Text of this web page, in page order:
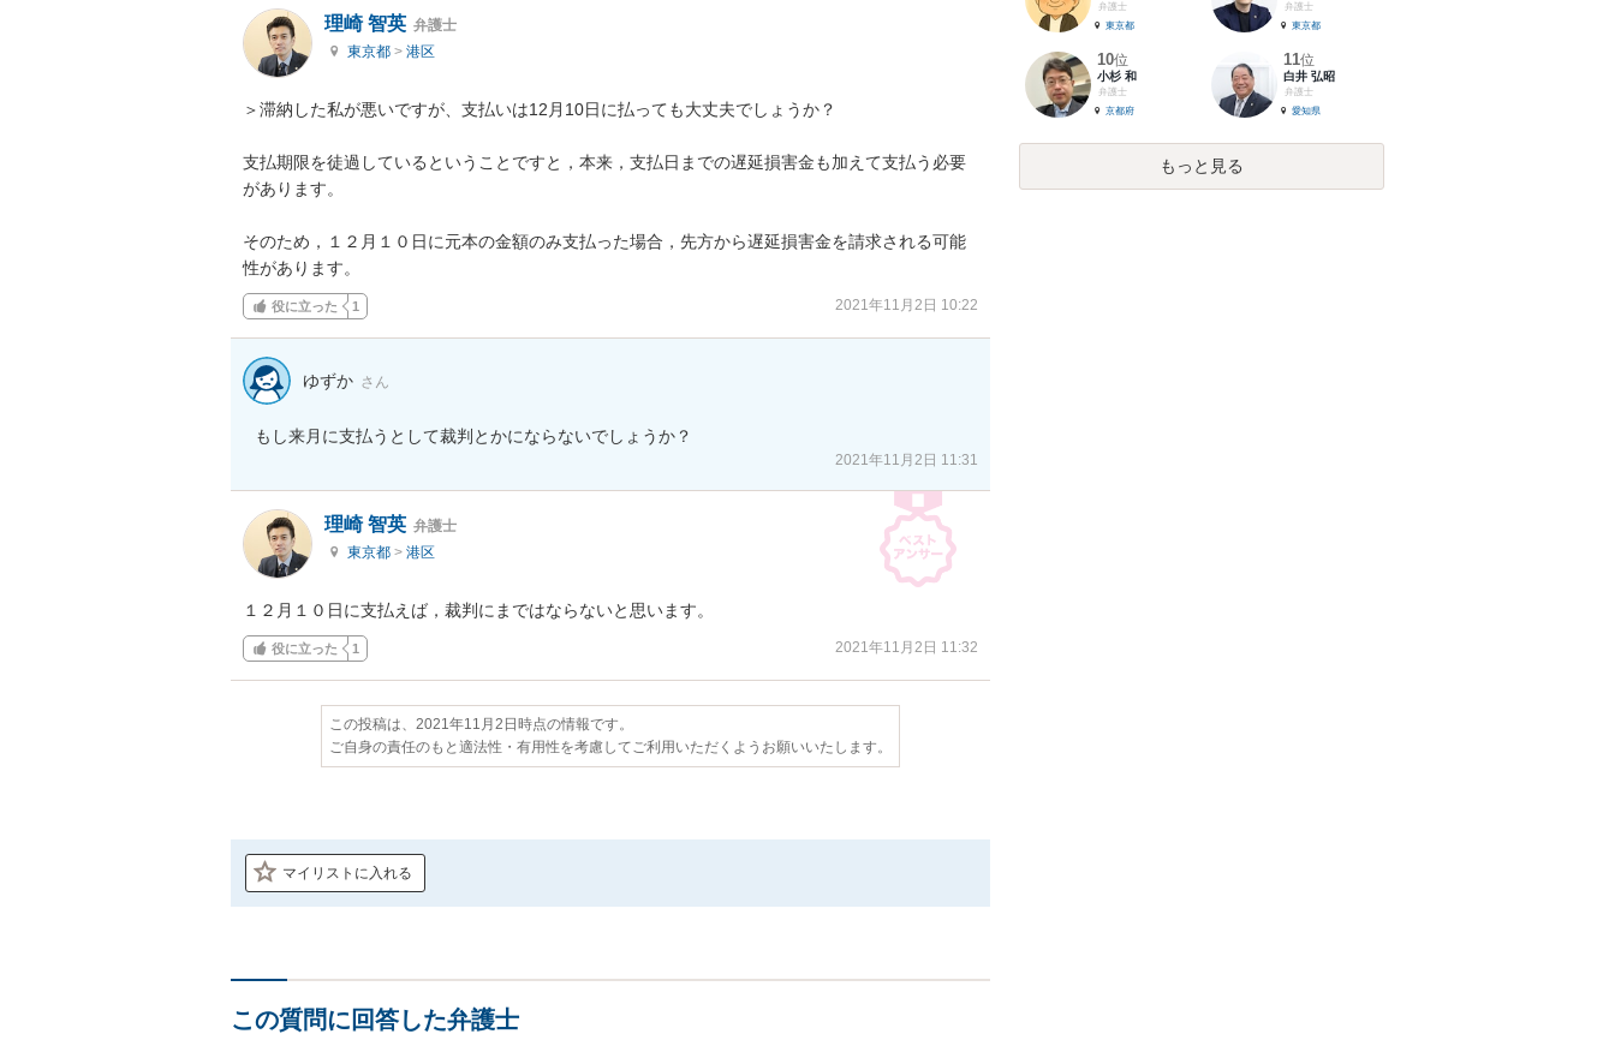
理崎 智英 弁護士
東京都 > 港区
＞滞納した私が悪いですが、支払いは12月10日に払っても大丈夫でしょうか？
支払期限を徒過しているということですと，本来，支払日までの遅延損害金も加えて支払う必要
があります。
そのため，１２月１０日に元本の金額のみ支払った場合，先方から遅延損害金を請求される可能
性があります。
役に立った 1 2021年11月2日 10:22
ゆずか さん
もし来月に支払うとして裁判とかにならないでしょうか？
2021年11月2日 11:31
理崎 智英 弁護士
東京都 > 港区
１２月１０日に支払えば，裁判にまではならないと思います。
役に立った 1 2021年11月2日 11:32
この投稿は、2021年11月2日時点の情報です。
ご自身の責任のもと適法性・有用性を考慮してご利用いただくようお願いいたします。
マイリストに入れる
この質問に回答した弁護士
弁護士
東京都
弁護士
東京都
10位
小杉 和
弁護士
京都府
11位
白井 弘昭
弁護士
愛知県
もっと見る